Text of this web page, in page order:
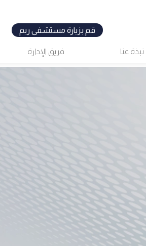
قم بزيارة مستشفى ريم
نبذة عنا فريق الإدارة